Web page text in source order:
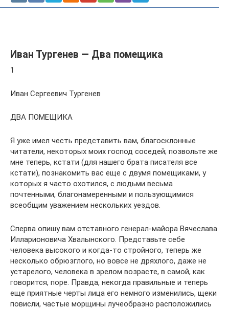
Иван Тургенев — Два помещика
1
Иван Сергеевич Тургенев
ДВА ПОМЕЩИКА
Я уже имел честь представить вам, благосклонные
читатели, некоторых моих господ соседей; позвольте же
мне теперь, кстати (для нашего брата писателя все
кстати), познакомить вас еще с двумя помещиками, у
которых я часто охотился, с людьми весьма
почтенными, благонамеренными и пользующимися
всеобщим уважением нескольких уездов.
Сперва опишу вам отставного генерал-майора Вячеслава
Илларионовича Хвалынского. Представьте себе
человека высокого и когда-то стройного, теперь же
несколько обрюзглого, но вовсе не дряхлого, даже не
устарелого, человека в зрелом возрасте, в самой, как
говорится, поре. Правда, некогда правильные и теперь
еще приятные черты лица его немного изменились, щеки
повисли, частые морщины лучеобразно расположились